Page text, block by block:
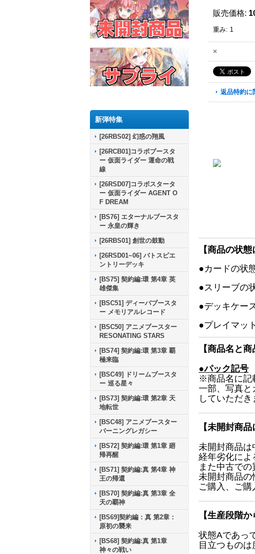
新弾特集
[26RBS02] 幻惑の翔風
[26RCB01]コラボブースタ
ー 仮面ライダー 運命の戦
線
[26RSD07]コラボスタータ
ー 仮面ライダー AGENT O
F DREAM
[BS76] エターナルブースタ
ー 永皇の輝き
[26RBS01] 創世の鼓動
[26RSD01~06] バトスピエ
ントリーデッキ
[BS75] 契約編:環 第4章 英
雄傑集
[BSC51] ディーバブースタ
ー メモリアルレコード
[BSC50] アニメブースター
RESONATING STARS
[BS74] 契約編:環 第3章 覇
極来臨
[BSC49] ドリームブースタ
ー 巡る星々
[BS73] 契約編:環 第2章 天
地転世
[BSC48] アニメブースター
バーニングレガシー
[BS72] 契約編:環 第1章 廻
帰再醒
[BS71] 契約編:真 第4章 神
王の帰還
[BS70] 契約編:真 第3章 全
天の覇神
[BS69]契約編：真 第2章：
原初の襲来
[BS68] 契約編:真 第1章
神々の戦い
販売価格:
重み: 1
×
返品特約に
【商品の状態
●カードの状
●スリーブの
●デッキケー
●プレイマッ
【商品名と
●パック記号
※商品名に記
一部、写真と
していただき
【未開封商
未開封商品は
経年劣化によ
また中古で
未開封商品の
ご購入、ご購
【生産段階
状態Aであっ
目立つもの